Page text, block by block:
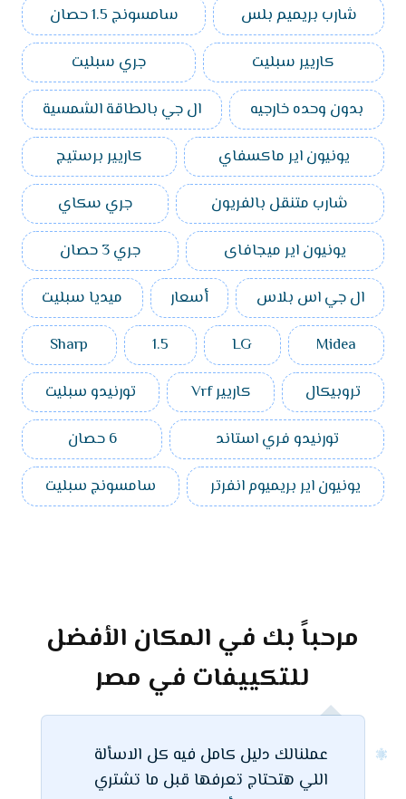
شارب بريميم بلس
سامسونج 1.5 حصان
كاريير سبليت
جري سبليت
بدون وحده خارجيه
ال جي بالطاقة الشمسية
يونيون اير ماكسفاي
كاريير برستيج
شارب متنقل بالفريون
جري سكاي
يونيون اير ميجافاى
جري 3 حصان
ال جي اس بلاس
أسعار
ميديا سبليت
Midea
LG
1.5
Sharp
تروبيكال
كاريير Vrf
تورنيدو سبليت
تورنيدو فري استاند
6 حصان
يونيون اير بريميوم انفرتر
سامسونج سبليت
مرحباً بك في المكان الأفضل
للتكييفات في مصر
عملنالك دليل كامل فيه كل الاسألة
اللي هتحتاج تعرفها قبل ما تشتري